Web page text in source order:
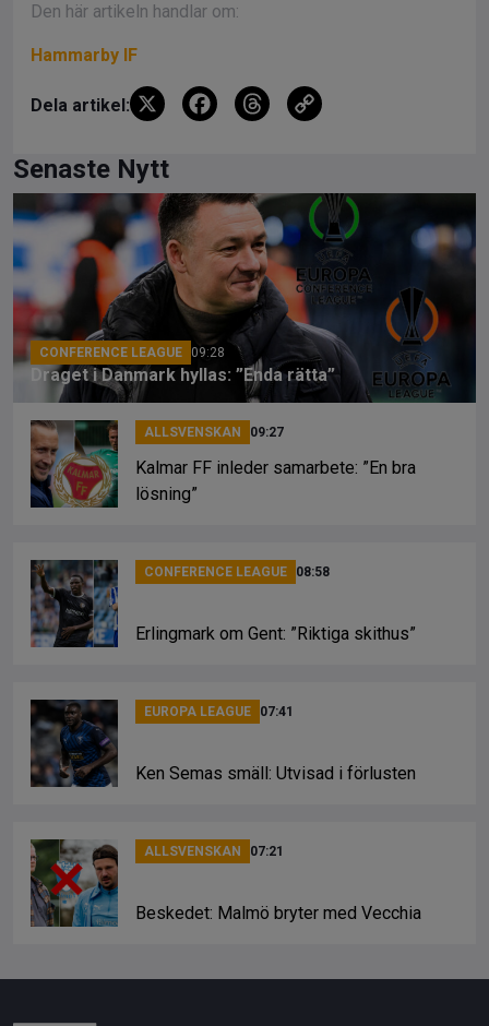
Den här artikeln handlar om:
Hammarby IF
Dela artikel: X
F
b
o
o
k
T
a
d
s
Li
n
k
Senaste Nytt
CONFERENCE LEAGUE 09:28
Draget i Danmark hyllas: ”Enda rätta”
ALLSVENSKAN 09:27
Kalmar FF inleder samarbete: ”En bra
lösning”
CONFERENCE LEAGUE 08:58
Erlingmark om Gent: ”Riktiga skithus”
EUROPA LEAGUE 07:41
Ken Semas smäll: Utvisad i förlusten
ALLSVENSKAN 07:21
Beskedet: Malmö bryter med Vecchia